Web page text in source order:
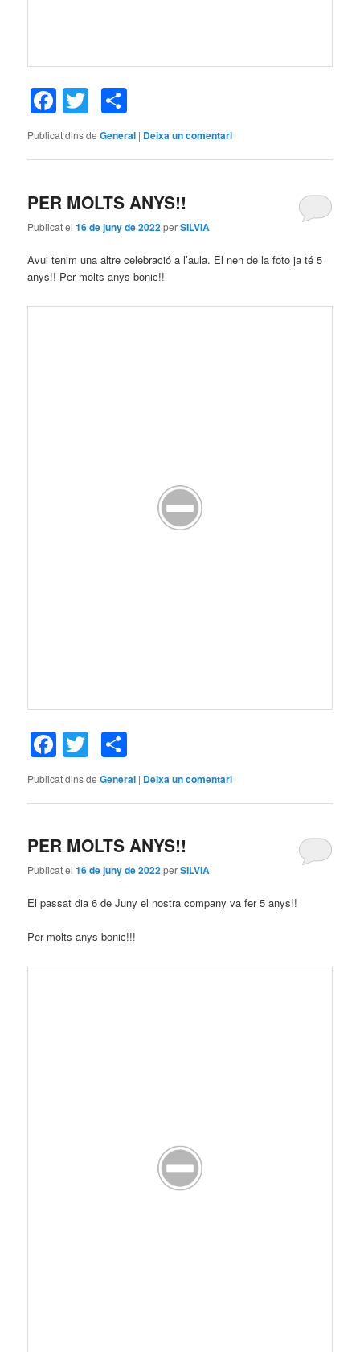
Facebook
Twitter
Publicat dins de General | Deixa un comentari
PER MOLTS ANYS!!
Publicat el16 de juny de 2022perSILVIA
Avui tenim una altre celebració a l’aula. El nen de la foto ja té 5
anys!! Per molts anys bonic!!
Facebook
Twitter
Publicat dins de General | Deixa un comentari
PER MOLTS ANYS!!
Publicat el16 de juny de 2022perSILVIA
El passat dia 6 de Juny el nostra company va fer 5 anys!!
Per molts anys bonic!!!